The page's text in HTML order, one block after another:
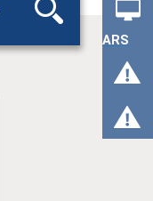
ARS
Rechercher